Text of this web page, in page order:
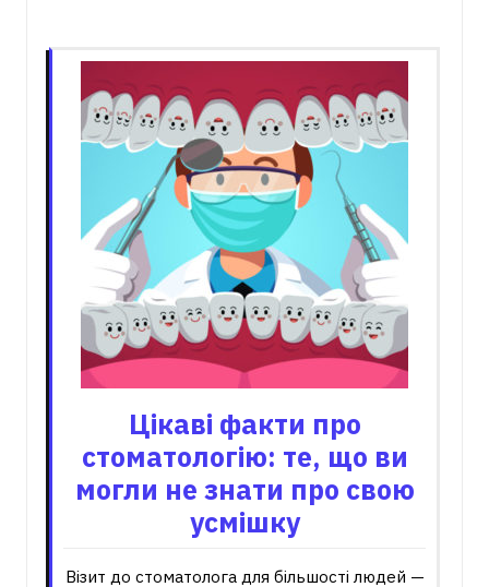
Цікаві факти про
стоматологію: те, що ви
могли не знати про свою
усмішку
Візит до стоматолога для більшості людей —